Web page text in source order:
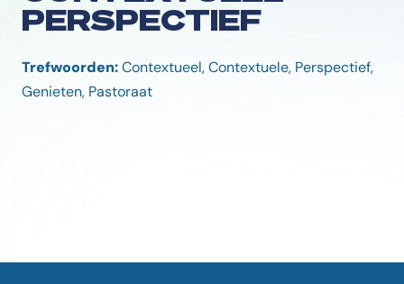
PERSPECTIEF
Trefwoorden:Contextueel, Contextuele, Perspectief,
Genieten, Pastoraat